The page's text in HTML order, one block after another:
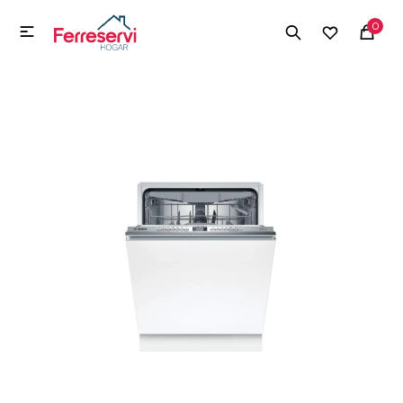
0

MI CUENTA
Electrodomésticos